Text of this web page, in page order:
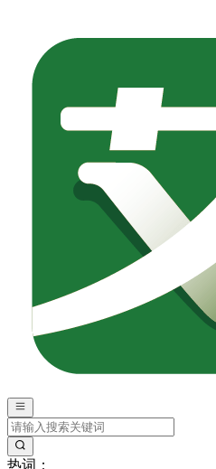
热词：